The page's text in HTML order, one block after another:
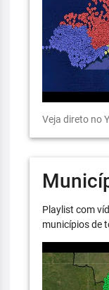
Veja direto no
Playlist com
municípios de